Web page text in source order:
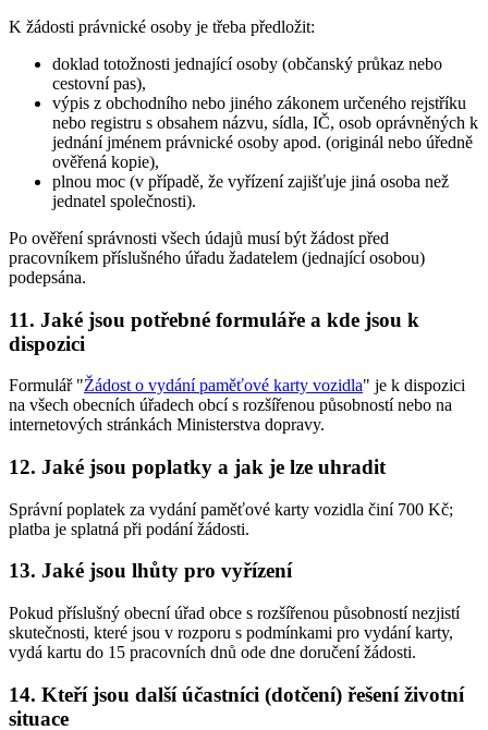
K žádosti právnické osoby je třeba předložit:
doklad totožnosti jednající osoby (občanský průkaz nebo
cestovní pas),
výpis z obchodního nebo jiného zákonem určeného rejstříku
nebo registru s obsahem názvu, sídla, IČ, osob oprávněných k
jednání jménem právnické osoby apod. (originál nebo úředně
ověřená kopie),
plnou moc (v případě, že vyřízení zajišťuje jiná osoba než
jednatel společnosti).
Po ověření správnosti všech údajů musí být žádost před
pracovníkem příslušného úřadu žadatelem (jednající osobou)
podepsána.
11. Jaké jsou potřebné formuláře a kde jsou k
dispozici
Formulář "Žádost o vydání paměťové karty vozidla" je k dispozici
na všech obecních úřadech obcí s rozšířenou působností nebo na
internetových stránkách Ministerstva dopravy.
12. Jaké jsou poplatky a jak je lze uhradit
Správní poplatek za vydání paměťové karty vozidla činí 700 Kč;
platba je splatná při podání žádosti.
13. Jaké jsou lhůty pro vyřízení
Pokud příslušný obecní úřad obce s rozšířenou působností nezjistí
skutečnosti, které jsou v rozporu s podmínkami pro vydání karty,
vydá kartu do 15 pracovních dnů ode dne doručení žádosti.
14. Kteří jsou další účastníci (dotčení) řešení životní
situace